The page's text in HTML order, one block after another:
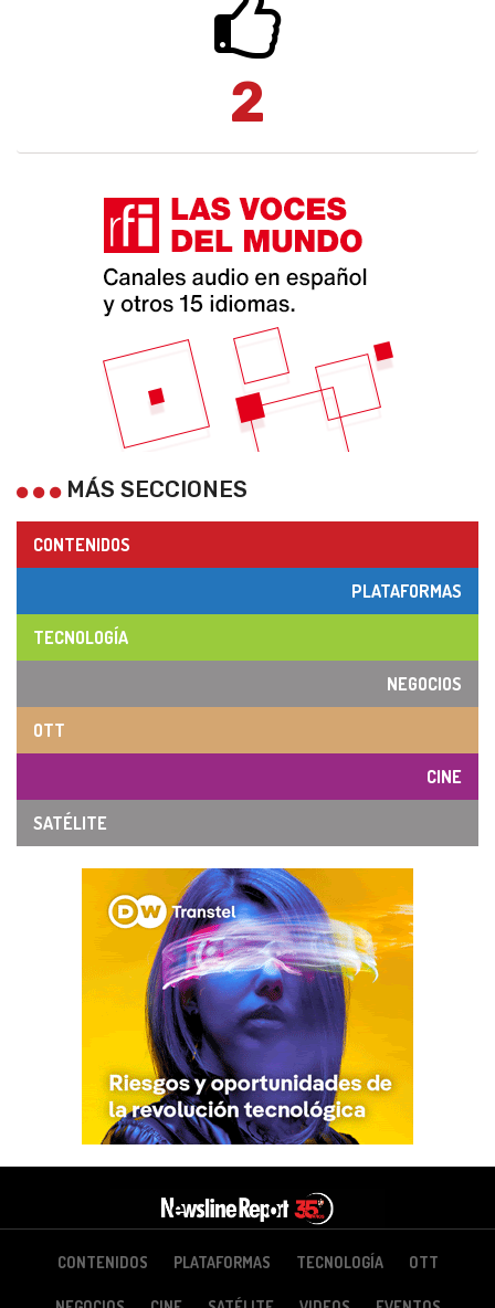
2
MÁS SECCIONES
CONTENIDOS
PLATAFORMAS
TECNOLOGÍA
NEGOCIOS
OTT
CINE
SATÉLITE
CONTENIDOS PLATAFORMAS TECNOLOGÍA OTT